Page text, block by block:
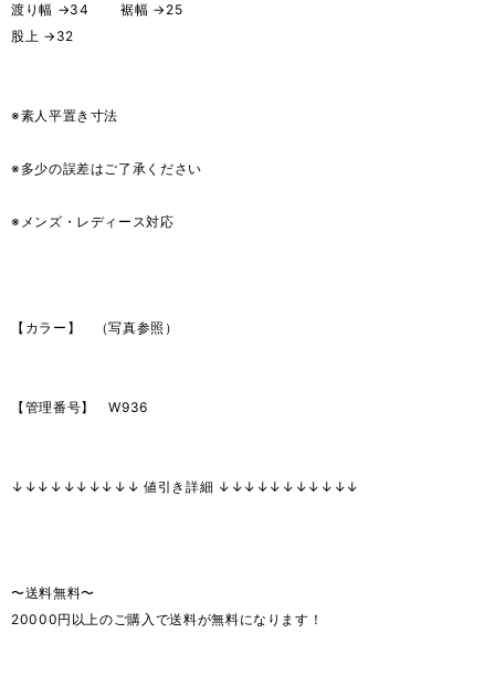
渡り幅 →34 裾幅 →25
股上 →32
※素人平置き寸法
※多少の誤差はご了承ください
※メンズ・レディース対応
【カラー】 （写真参照）
【管理番号】 W936
↓↓↓↓↓↓↓↓↓↓ 値引き詳細 ↓↓↓↓↓↓↓↓↓↓↓
〜送料無料〜
20000円以上のご購入で送料が無料になります！